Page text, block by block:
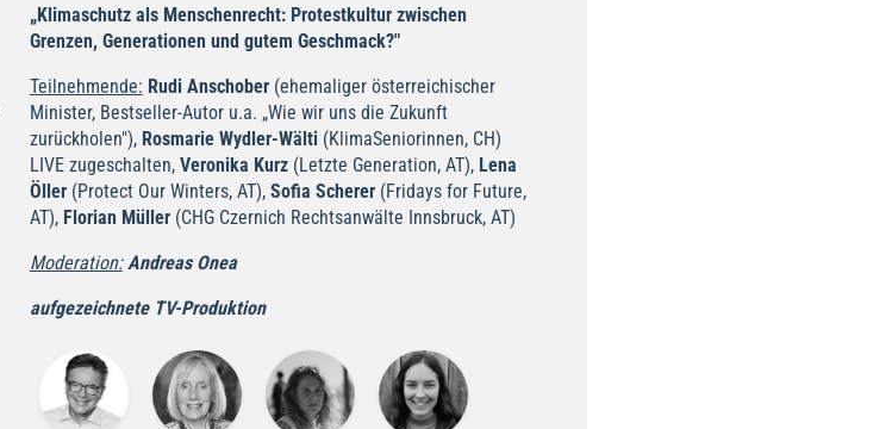
„Klimaschutz als Menschenrecht: Protestkultur zwischen
Grenzen, Generationen und gutem Geschmack?"
Teilnehmende: Rudi Anschober (ehemaliger österreichischer
Minister, Bestseller-Autor u.a. „Wie wir uns die Zukunft
zurückholen"), Rosmarie Wydler-Wälti(KlimaSeniorinnen, CH)
LIVE zugeschalten, Veronika Kurz(Letzte Generation, AT),Lena
Öller (Protect Our Winters, AT), Sofia Scherer (Fridays for Future,
AT), Florian Müller(CHG Czernich Rechtsanwälte Innsbruck, AT)
Moderation: Andreas Onea
aufgezeichnete TV-Produktion